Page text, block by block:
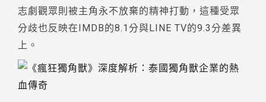
志劇觀眾則被主角永不放棄的精神打動，這種受眾
分歧也反映在IMDB的8.1分與LINE TV的9.3分差異
上。